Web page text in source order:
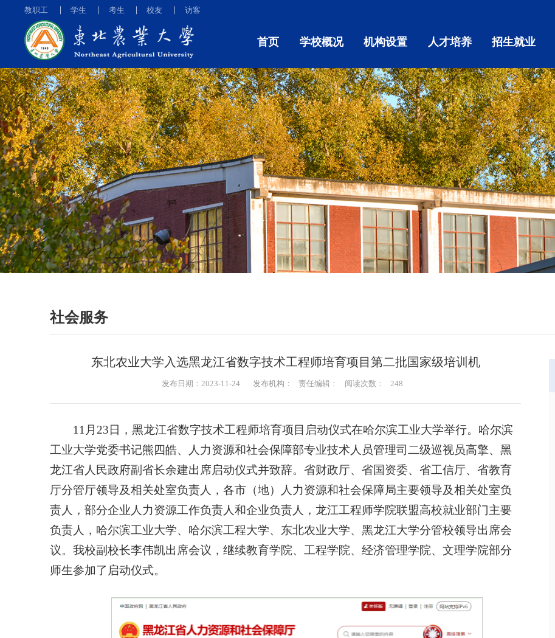
教职工 学生 考生 校友 访客
首页 学校概况 机构设置 人才培养 招生就业
社会服务
东北农业大学入选黑龙江省数字技术工程师培育项目第二批国家级培训机
发布日期：2023-11-24 发布机构： 责任编辑： 阅读次数： 248
11月23日，黑龙江省数字技术工程师培育项目启动仪式在哈尔滨工业大学举行。哈尔滨
工业大学党委书记熊四皓、人力资源和社会保障部专业技术人员管理司二级巡视员高擎、黑
龙江省人民政府副省长余建出席启动仪式并致辞。省财政厅、省国资委、省工信厅、省教育
厅分管厅领导及相关处室负责人，各市（地）人力资源和社会保障局主要领导及相关处室负
责人，部分企业人力资源工作负责人和企业负责人，龙江工程师学院联盟高校就业部门主要
负责人，哈尔滨工业大学、哈尔滨工程大学、东北农业大学、黑龙江大学分管校领导出席会
议。我校副校长李伟凯出席会议，继续教育学院、工程学院、经济管理学院、文理学院部分
师生参加了启动仪式。